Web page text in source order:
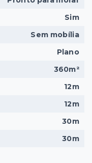
Sim
Sem mobília
Plano
360m²
12m
12m
30m
30m